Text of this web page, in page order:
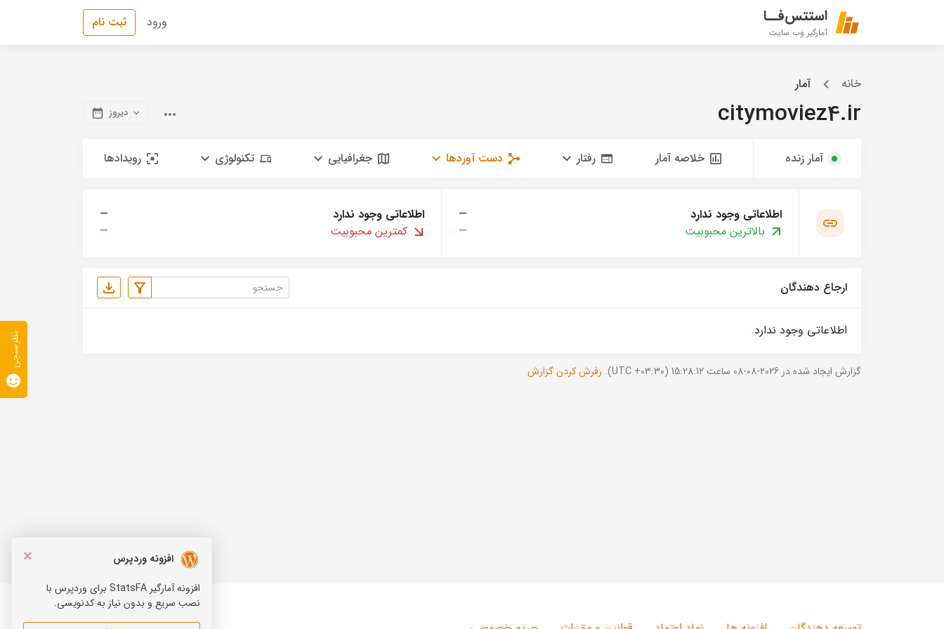
استتس‌فــا
آمارگیر وب سایت
ورود ثبت نام
خانه آمار
citymoviez4.ir دیروز
آمار زنده خلاصه آمار رفتار دست آوردها جغرافیایی تکنولوژی رویدادها
اطلاعاتی وجود ندارد
—
بالاترین محبوبیت
—
اطلاعاتی وجود ندارد
—
کمترین محبوبیت
—
ارجاع دهندگان
اطلاعاتی وجود ندارد.
گزارش ایجاد شده در 2026-08-08 ساعت 15:28:12 (UTC +03:30). رفرش کردن گزارش
×
افزونه وردپرس
افزونه آمارگیر StatsFA برای وردپرس با
نصب سریع و بدون نیاز به کدنویسی.
نظرسنجی